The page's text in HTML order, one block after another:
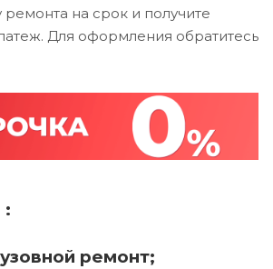
на срок и получите
Для оформления обратитесь
:
ремонт;